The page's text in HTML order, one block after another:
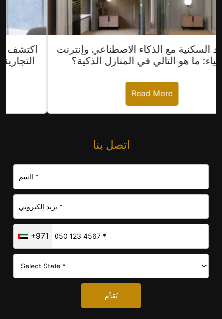
المصاعد السكنية مع الذكاء الاصطناعي وإنترنت
الأشياء: ما هو التالي في المنازل الذكية؟
اتصل بنا
+971
يُقدِّم